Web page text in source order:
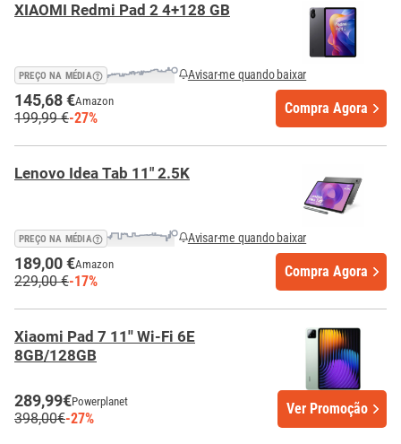
XIAOMI Redmi Pad 2 4+128 GB
PREÇO NA MÉDIA Avisar-me quando baixar
145,68 €Amazon
199,99 €-27%
Compra Agora
Lenovo Idea Tab 11" 2.5K
PREÇO NA MÉDIA Avisar-me quando baixar
189,00 €Amazon
229,00 €-17%
Compra Agora
Xiaomi Pad 7 11'' Wi-Fi 6E
8GB/128GB
289,99€Powerplanet
398,00€-27%
Ver Promoção